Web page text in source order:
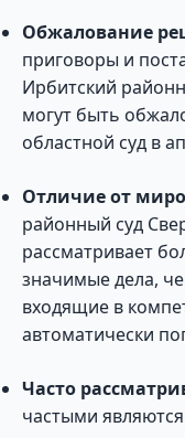
Обжалование
приговоры и
Ирбитский
могут быть
областной суд в
Отличие от
районный суд
рассматривает
значимые дела,
входящие в
автоматически
Часто
частыми